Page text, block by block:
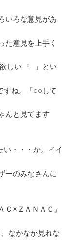
いろな意見があ
意見を上手く
しい ! 」とい
ね。「○○して
と見てます
・・・か。イイ
ーのみなさんに
×ＺＡＮＡＣ』
かなか見れな